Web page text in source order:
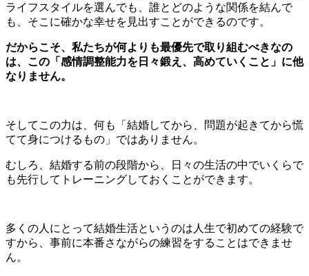
ライフスタイルを選んでも、誰とどのような関係を結んで
も、そこに確かな幸せを見出すことができるのです。
だからこそ、私たちが何よりも最優先で取り組むべきなの
は、この「感情調整能力を日々鍛え、高めていくこと」に他
なりません。
そしてこの力は、何も「結婚してから、問題が起きてから慌
てて身につけるもの」ではありません。
むしろ、結婚する前の段階から、日々の生活の中でいくらで
も先行してトレーニングしておくことができます。
多くの人にとって結婚生活というのは人生で初めての経験で
すから、事前に本番さながらの練習をすることはできませ
ん。